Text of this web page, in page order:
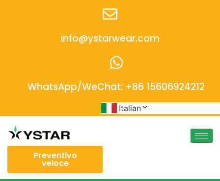
info@ystarwear.com
WhatsApp/WeChat: +86 15606924212
Italian
Preventivo
veloce